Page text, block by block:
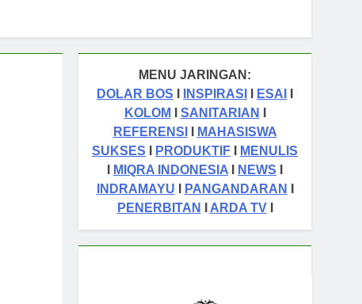
MENU JARINGAN:
DOLAR BOS
INSPIRASI ESAI
KOLOM
SANITARIAN
REFERENSI
MAHASISWA
SUKSES
PRODUKTIF
MENULIS
MIQRA INDONESIA NEWS
INDRAMAYU
PANGANDARAN
PENERBITAN
ARDA TVI